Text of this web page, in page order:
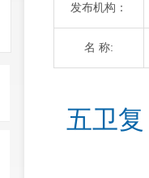
发布机构：
名 称:
五卫